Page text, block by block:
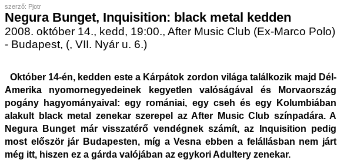
szerző: Pjotr
Negura Bunget, Inquisition: black metal kedden
2008. október 14., kedd, 19:00., After Music Club (Ex-Marco Polo)
- Budapest, (, VII. Nyár u. 6.)
Október 14-én, kedden este a Kárpátok zordon világa találkozik majd Dél-
Amerika nyomornegyedeinek kegyetlen valóságával és Morvaország
pogány hagyományaival: egy romániai, egy cseh és egy Kolumbiában
alakult black metal zenekar szerepel az After Music Club színpadára. A
Negura Bunget már visszatérő vendégnek számít, az Inquisition pedig
most először jár Budapesten, míg a Vesna ebben a felállásban nem járt
még itt, hiszen ez a gárda valójában az egykori Adultery zenekar.